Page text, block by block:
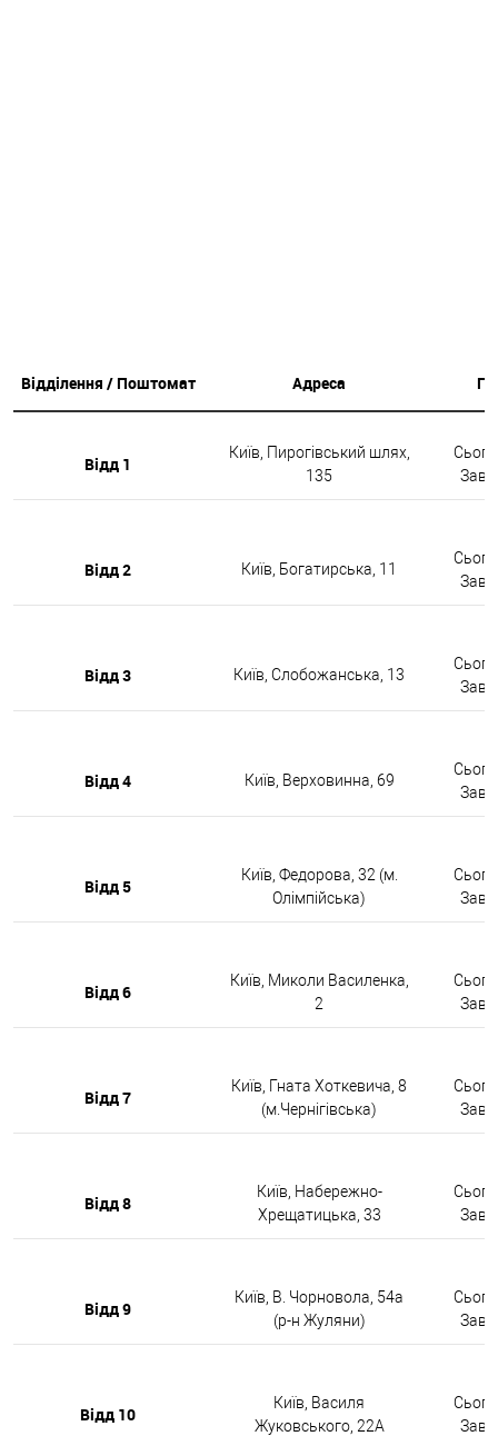
Відділення / Поштомат Адреса
Відд 1
Київ, Пирогівський шлях,
135
Відд 2 Київ, Богатирська, 11
Відд 3 Київ, Слобожанська, 13
Відд 4 Київ, Верховинна, 69
Відд 5
Київ, Федорова, 32 (м.
Олімпійська)
Відд 6
Київ, Миколи Василенка,
2
Відд 7
Київ, Гната Хоткевича, 8
(м.Чернігівська)
Відд 8
Київ, Набережно-
Хрещатицька, 33
Відд 9
Київ, В. Чорновола, 54а
(р-н Жуляни)
Відд 10
Київ, Василя
Жуковського, 22А